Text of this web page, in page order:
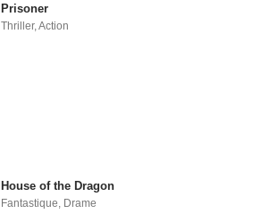
Prisoner
Thriller,Action
House of the Dragon
Fantastique, Drame